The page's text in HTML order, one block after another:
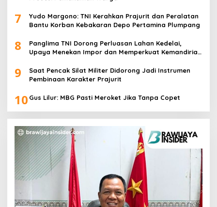
7
Yudo Margono: TNI Kerahkan Prajurit dan Peralatan
Bantu Korban Kebakaran Depo Pertamina Plumpang
8
Panglima TNI Dorong Perluasan Lahan Kedelai,
Upaya Menekan Impor dan Memperkuat Kemandirian
9
Saat Pencak Silat Militer Didorong Jadi Instrumen
Pembinaan Karakter Prajurit
10 Gus Lilur: MBG Pasti Meroket Jika Tanpa Copet